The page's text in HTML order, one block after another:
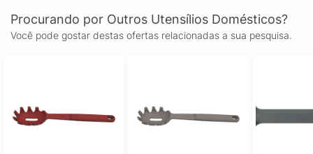
Procurando por Outros Utensílios Domésticos?
Você pode gostar destas ofertas relacionadas a sua pesquisa.